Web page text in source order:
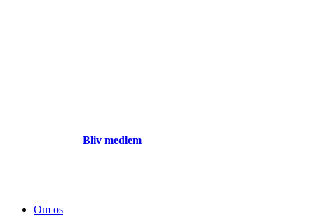
Bliv medlem
Om os